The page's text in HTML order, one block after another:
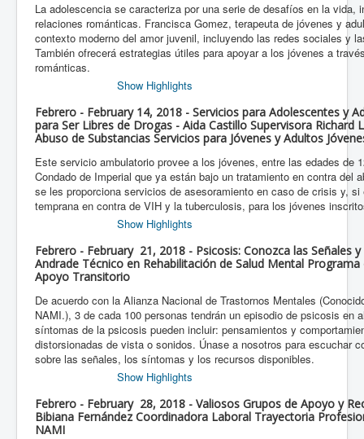
La adolescencia se caracteriza por una serie de desafíos en la vida,
relaciones románticas. Francisca Gomez, terapeuta de jóvenes y
contexto moderno del amor juvenil, incluyendo las redes sociales y
También ofrecerá estrategias útiles para apoyar a los jóvenes a
románticas.
Show Highlights
Febrero - February 14, 2018 - Servicios para Adolescentes y
para Ser Libres de Drogas - Aida Castillo Supervisora Richard
Abuso de Substancias Servicios para Jóvenes y Adultos
Este servicio ambulatorio provee a los jóvenes, entre las edades de
Condado de Imperial que ya están bajo un tratamiento en contra del
se les proporciona servicios de asesoramiento en caso de crisis y,
temprana en contra de VIH y la tuberculosis, para los jóvenes
Show Highlights
Febrero - February 21, 2018 - Psicosis: Conozca las Señales
Andrade Técnico en Rehabilitación de Salud Mental Programa
Apoyo Transitorio
De acuerdo con la Alianza Nacional de Trastornos Mentales
NAMI.), 3 de cada 100 personas tendrán un episodio de psicosis en
síntomas de la psicosis pueden incluir: pensamientos y
distorsionadas de vista o sonidos. Únase a nosotros para escuchar
sobre las señales, los síntomas y los recursos disponibles.
Show Highlights
Febrero - February 28, 2018 - Valiosos Grupos de Apoyo y
Bibiana Fernández Coordinadora Laboral Trayectoria
NAMI